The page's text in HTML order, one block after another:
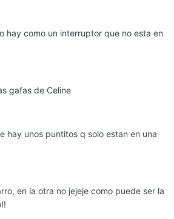
hay como un interruptor que no esta en
gafas de Celine
hay unos puntitos q solo estan en una
en la otra no jejeje como puede ser la